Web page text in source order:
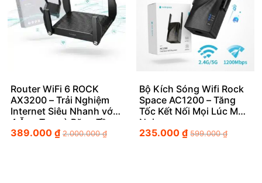
Router WiFi 6 ROCK
AX3200 – Trải Nghiệm
Internet Siêu Nhanh với
4 Ăng Ten và Băng Tần
2.4G & 5G
389.000 ₫ 2.000.000₫
Bộ Kích Sóng Wifi Rock
Space AC1200 – Tăng
Tốc Kết Nối Mọi Lúc Mọi
Nơi
235.000₫ 599.000₫